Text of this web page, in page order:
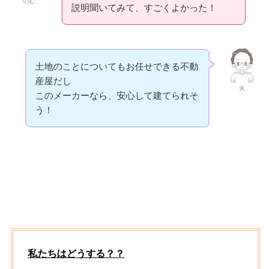
説明聞いてみて、すごくよかった！
夫
土地のことについてもお任せできる不動
産屋だし
このメーカーなら、安心して建てられそ
う！
私たちはどうする？？